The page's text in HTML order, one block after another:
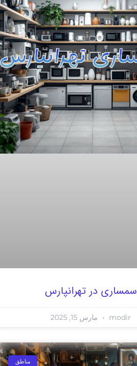
سمساری در تهرانپارس
modir مارس 15, 2025
مناطق